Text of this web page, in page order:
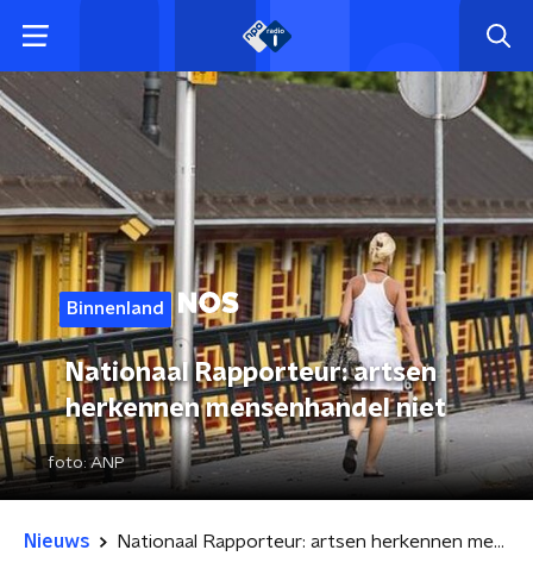
Binnenland
Nationaal Rapporteur: artsen
herkennen mensenhandel niet
foto:ANP
Nieuws Nationaal Rapporteur: artsen herkennen mensenhandel niet